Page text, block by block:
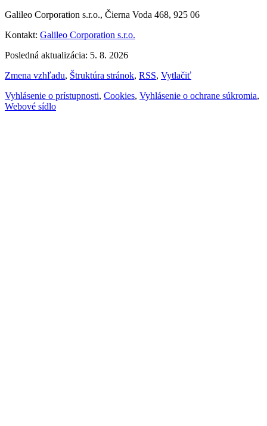
Galileo Corporation s.r.o., Čierna Voda 468, 925 06
Kontakt: Galileo Corporation s.r.o.
Posledná aktualizácia: 5. 8. 2026
Zmena vzhľadu, Štruktúra stránok, RSS, Vytlačiť
Vyhlásenie o prístupnosti, Cookies, Vyhlásenie o ochrane súkromia,
Webové sídlo